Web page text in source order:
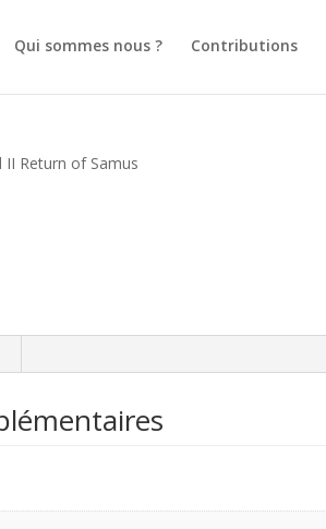
Qui sommes nous ? Contributions
Return of Samus